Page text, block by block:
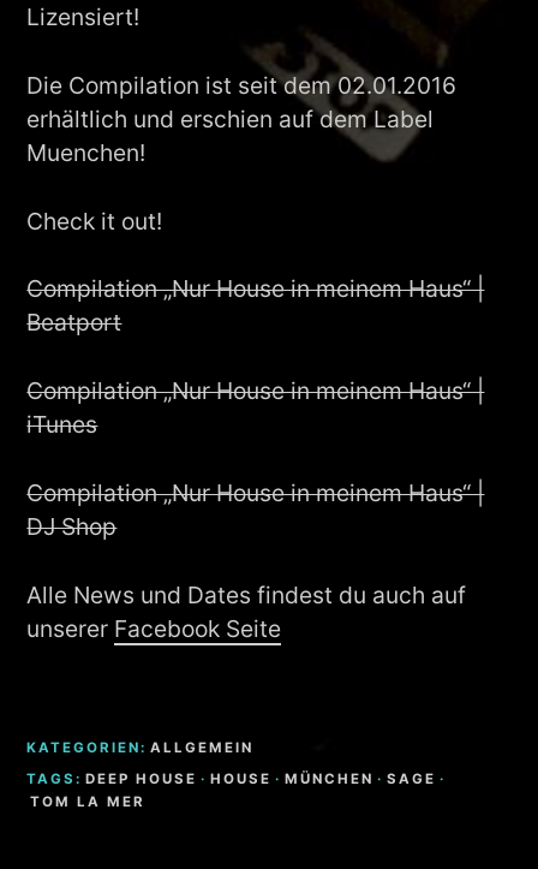
Lizensiert!
Die Compilation ist seit dem 02.01.2016
erhältlich und erschien auf dem Label
Muenchen!
Check it out!
Compilation „Nur House in meinem Haus“ |
Beatport
Compilation „Nur House in meinem Haus“ |
iTunes
Compilation „Nur House in meinem Haus“ |
DJ Shop
Alle News und Dates findest du auch auf
unserer Facebook Seite
KATEGORIEN: ALLGEMEIN
TAGS: DEEP HOUSE · HOUSE · MÜNCHEN · SAGE ·
TOM LA MER